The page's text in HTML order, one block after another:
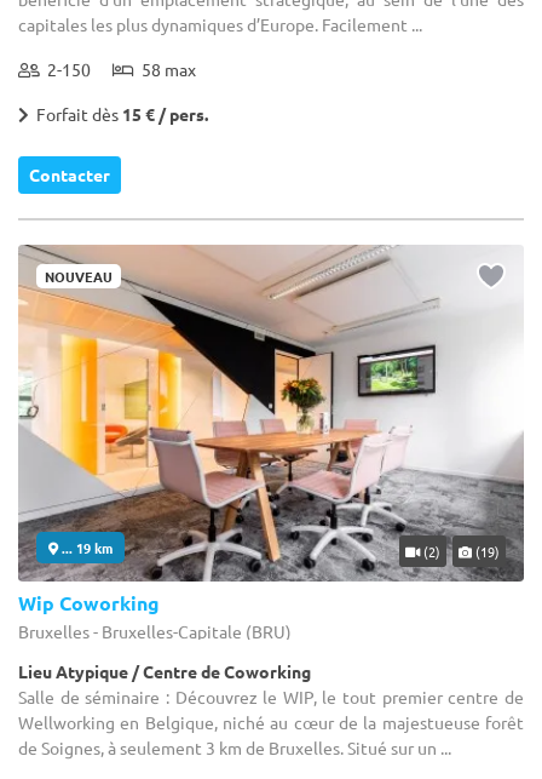
capitales les plus dynamiques d’Europe. Facilement ...
2-150 58 max
Forfait dès 15 € / pers.
Contacter
NOUVEAU
... 19 km (2) (19)
Wip Coworking
Bruxelles - Bruxelles-Capitale (BRU)
Lieu Atypique / Centre de Coworking
Salle de séminaire : Découvrez le WIP, le tout premier centre de
Wellworking en Belgique, niché au cœur de la majestueuse forêt
de Soignes, à seulement 3 km de Bruxelles. Situé sur un ...